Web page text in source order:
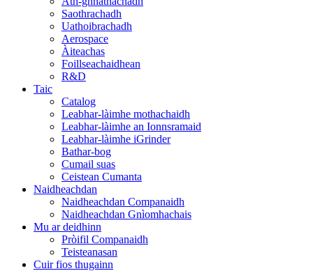
Saothrachadh
Uathoibrachadh
Aerospace
Àiteachas
Foillseachaidhean
R&D
Taic
Catalog
Leabhar-làimhe mothachaidh
Leabhar-làimhe an Ionnsramaid
Leabhar-làimhe iGrinder
Bathar-bog
Cumail suas
Ceistean Cumanta
Naidheachdan
Naidheachdan Companaidh
Naidheachdan Gnìomhachais
Mu ar deidhinn
Pròifil Companaidh
Teisteanasan
Cuir fios thugainn